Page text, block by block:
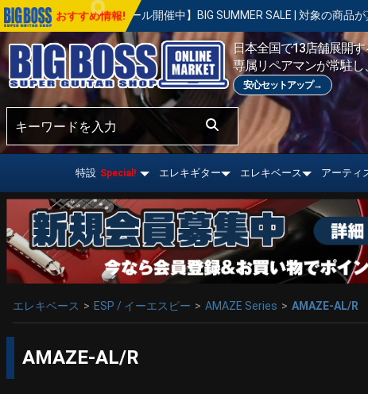
セール開催中】BIG SUMMER SALE | 対象の商品が真夏のお祭り価格！8
おすすめ情報!
日本全国で13店舗展開
専属リペアマンが常駐
安心セットアップ→
特設 Special! エレキギター エレキベース アーティ
エレキベース ESP / イーエスピー AMAZE Series AMAZE-AL/R
AMAZE-AL/R